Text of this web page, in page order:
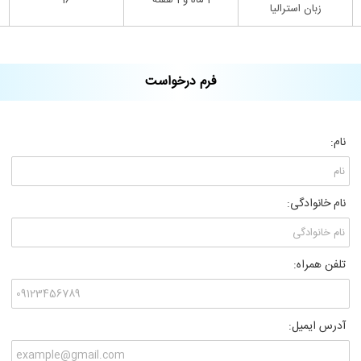
زبان استرالیا
فرم درخواست
نام:
نام خانوادگی:
تلفن همراه:
آدرس ایمیل: